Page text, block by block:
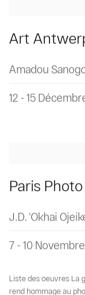
Art
Amadou
12 - 15
Paris Photo
J.D. 'Okhai
7 - 10
Liste des oeuvres La
rend hommage au